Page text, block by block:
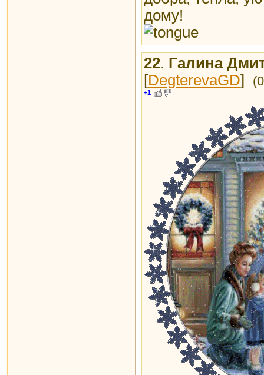
дому!
22. Галина
[DegterevaGD]
+1